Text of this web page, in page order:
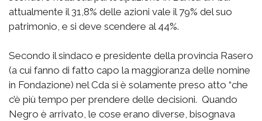
attualmente il 31,8% delle azioni vale il 79% del suo
patrimonio, e si deve scendere al 44%.
Secondo il sindaco e presidente della provincia Rasero
(a cui fanno di fatto capo la maggioranza delle nomine
in Fondazione) nel Cda si è solamente preso atto “che
c’è più tempo per prendere delle decisioni. Quando
Negro è arrivato, le cose erano diverse, bisognava